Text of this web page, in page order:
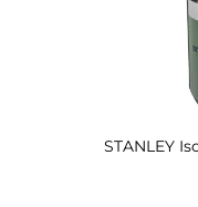
STANLEY